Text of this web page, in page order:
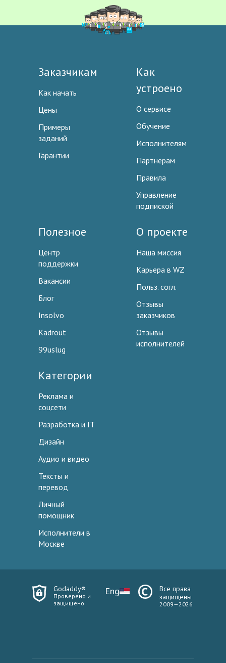
Заказчикам
Как начать
Цены
Примеры
заданий
Гарантии
Как
устроено
О сервисе
Обучение
Исполнителям
Партнерам
Правила
Управление
подпиской
Полезное
Центр
поддержки
Вакансии
Блог
Insolvo
Kadrout
99uslug
О проекте
Наша миссия
Карьера в WZ
Польз. согл.
Отзывы
заказчиков
Отзывы
исполнителей
Категории
Реклама и
соцсети
Разработка и IT
Дизайн
Аудио и видео
Тексты и
перевод
Личный
помощник
Исполнители в
Москве
Godaddy®
Проверено и
защищено
Eng
Все права
защищены
2009—2026